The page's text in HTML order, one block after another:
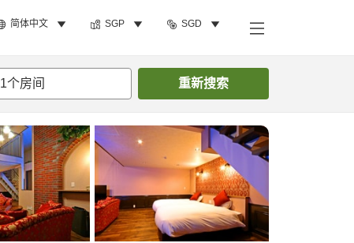
简体中文 SGP SGD
1个房间 重新搜索
搜索客房